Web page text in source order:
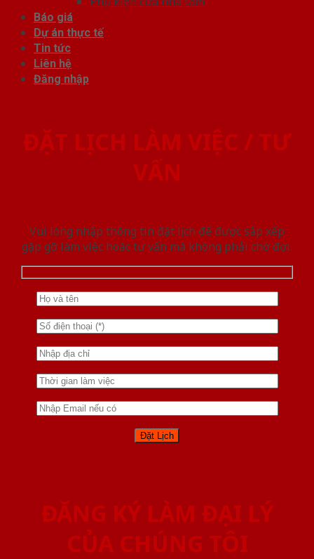
Báo giá
Dự án thực tế
Tin tức
Liên hệ
Đăng nhập
ĐẶT LỊCH LÀM VIỆC / TƯ
VẤN
Vui lòng nhập thông tin đặt lịch để được sắp xếp
gặp gỡ làm việc hoăc tư vấn mà không phải chờ đợi.
ĐĂNG KÝ LÀM ĐẠI LÝ
CỦA CHÚNG TÔI